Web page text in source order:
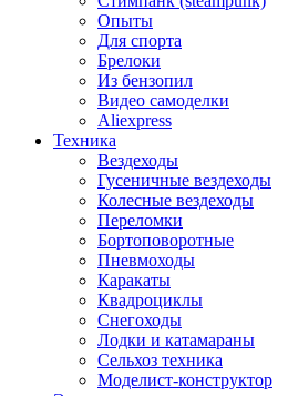
Опыты
Для спорта
Брелоки
Из бензопил
Видео самоделки
Aliexpress
Техника
Вездеходы
Гусеничные вездеходы
Колесные вездеходы
Переломки
Бортоповоротные
Пневмоходы
Каракаты
Квадроциклы
Снегоходы
Лодки и катамараны
Сельхоз техника
Моделист-конструктор